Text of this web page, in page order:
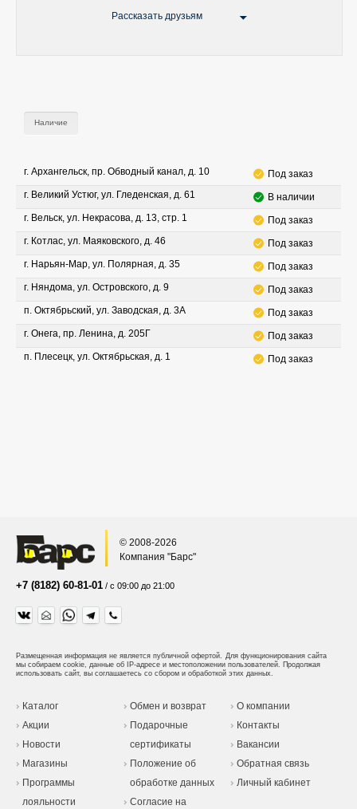
Рассказать друзьям
Наличие
г. Архангельск, пр. Обводный канал, д. 10
Под заказ
г. Великий Устюг, ул. Гледенская, д. 61
В наличии
г. Вельск, ул. Некрасова, д. 13, стр. 1
Под заказ
г. Котлас, ул. Маяковского, д. 46
Под заказ
г. Нарьян-Мар, ул. Полярная, д. 35
Под заказ
г. Няндома, ул. Островского, д. 9
Под заказ
п. Октябрьский, ул. Заводская, д. 3А
Под заказ
г. Онега, пр. Ленина, д. 205Г
Под заказ
п. Плесецк, ул. Октябрьская, д. 1
Под заказ
© 2008-2026
Компания "Барс"
+7 (8182) 60-81-01 / с 09:00 до 21:00
Размещенная информация не является публичной офертой. Для функционирования сайта
мы собираем cookie, данные об IP-адресе и местоположении пользователей. Продолжая
использовать сайт, вы соглашаетесь со сбором и обработкой этих данных.
Каталог
Акции
Новости
Магазины
Программы
лояльности
Обмен и возврат
Подарочные
сертификаты
Положение об
обработке данных
Согласие на
О компании
Контакты
Вакансии
Обратная связь
Личный кабинет